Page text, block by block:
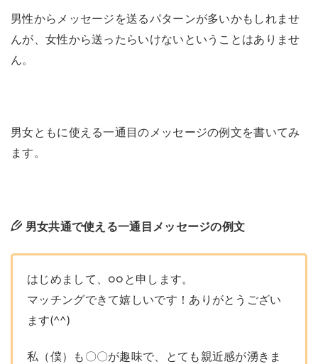
男性からメッセージを送るパターンが多いかもしれませ
んが、女性から送ったらいけないということはありませ
ん。
男女ともに使える一通目のメッセージの例文を書いてみ
ます。
男女共通で使える一通目メッセージの例文
はじめまして、○○と申します。
マッチングできて嬉しいです！ありがとうござい
ます(^^)
私（僕）も〇〇が趣味で、とても親近感が湧きま